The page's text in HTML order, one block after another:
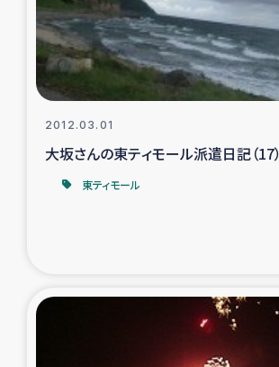
2012.03.01
大坂さんの東ティモール派遣日記（17）
東ティモール